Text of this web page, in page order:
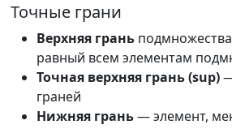
Точные грани
Верхняя грань
равный всем элементам
Точная верхняя грань (sup)
граней
Нижняя грань— элемент,